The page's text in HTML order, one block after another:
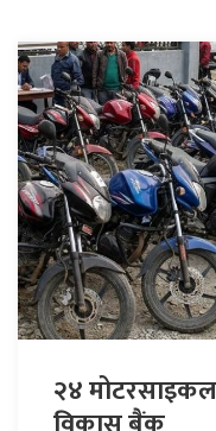
२४ मोटरसाइकल